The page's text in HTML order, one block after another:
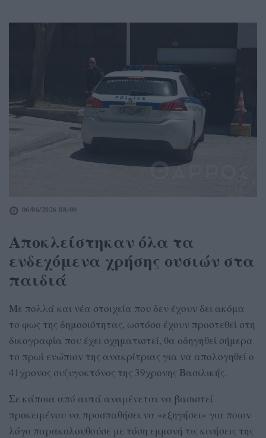
06/06/2026 08:00
Αποκλείστηκαν όλα τα
ενδεχόμενα χρήσης ουσιών στα
παιδιά
Με πολλά και νέα στοιχεία που δεν έχουν δει ακόμα
το φως της δημοσιότητας, ωστόσο έχουν προστεθεί στη
δικογραφία που έχει σχηματιστεί, θα οδηγηθεί σήμερα
το πρωί ενώπιον της ανακρίτριας για να απολογηθεί ο
41χρονος συζυγοκτόνος της 39χρονης Βασιλικής.
Σε κάποια από αυτά αναμένεται να βασιστεί
προκειμένου να προσπαθήσει να «εξηγήσει» για ποιον
λόγο παρακολουθούσε με τόση εμμονή τις κινήσεις της